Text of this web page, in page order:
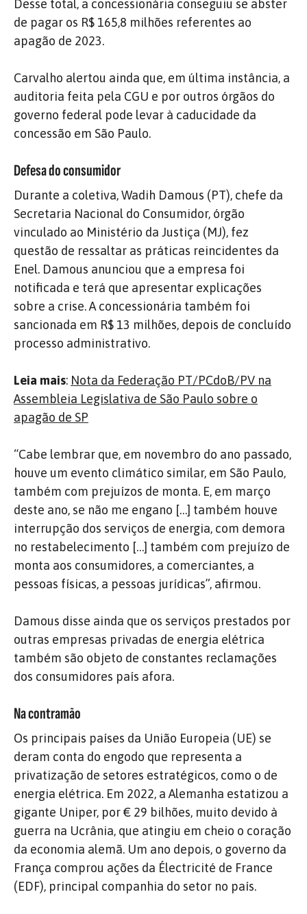
Desse total, a concessionária conseguiu se abster
de pagar os R$ 165,8 milhões referentes ao
apagão de 2023.
Carvalho alertou ainda que, em última instância, a
auditoria feita pela CGU e por outros órgãos do
governo federal pode levar à caducidade da
concessão em São Paulo.
Defesa do consumidor
Durante a coletiva, Wadih Damous (PT), chefe da
Secretaria Nacional do Consumidor, órgão
vinculado ao Ministério da Justiça (MJ), fez
questão de ressaltar as práticas reincidentes da
Enel. Damous anunciou que a empresa foi
notificada e terá que apresentar explicações
sobre a crise. A concessionária também foi
sancionada em R$ 13 milhões, depois de concluído
processo administrativo.
Leia mais: Nota da Federação PT/PCdoB/PV na
Assembleia Legislativa de São Paulo sobre o
apagão de SP
“Cabe lembrar que, em novembro do ano passado,
houve um evento climático similar, em São Paulo,
também com prejuízos de monta. E, em março
deste ano, se não me engano […] também houve
interrupção dos serviços de energia, com demora
no restabelecimento […] também com prejuízo de
monta aos consumidores, a comerciantes, a
pessoas físicas, a pessoas jurídicas”, afirmou.
Damous disse ainda que os serviços prestados por
outras empresas privadas de energia elétrica
também são objeto de constantes reclamações
dos consumidores país afora.
Na contramão
Os principais países da União Europeia (UE) se
deram conta do engodo que representa a
privatização de setores estratégicos, como o de
energia elétrica. Em 2022, a Alemanha estatizou a
gigante Uniper, por € 29 bilhões, muito devido à
guerra na Ucrânia, que atingiu em cheio o coração
da economia alemã. Um ano depois, o governo da
França comprou ações da Électricité de France
(EDF), principal companhia do setor no país.